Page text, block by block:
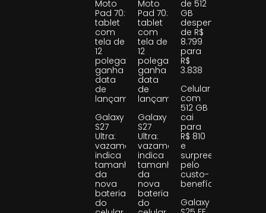
Moto
Pad 70:
tablet
com
tela de
12
polegadas
ganha
data
de
lançamento
Galaxy
S27
Ultra:
vazamento
indica
tamanho
da
nova
bateria
do
Moto
Pad 70:
tablet
com
tela de
12
polegadas
ganha
data
de
lançamento
Galaxy
S27
Ultra:
vazamento
indica
tamanho
da
nova
bateria
do
de 512
GB
despenca
de R$
8.799
para
R$
3.838
Celular
com
512 GB
cai
para
R$ 810
e
surpreende
pelo
custo-
benefício
Galaxy